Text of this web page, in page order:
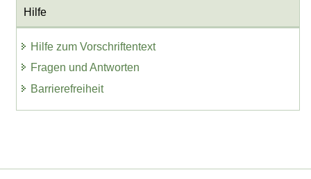
Hilfe
Hilfe zum Vorschriftentext
Fragen und Antworten
Barrierefreiheit